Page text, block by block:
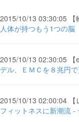
2015/10/13 03:30:05 【
人体が持つもう1つの脳
2015/10/13 02:30:05 【
デル、ＥＭＣを８兆円
2015/10/13 02:00:04 【
フィットネスに新潮流 -